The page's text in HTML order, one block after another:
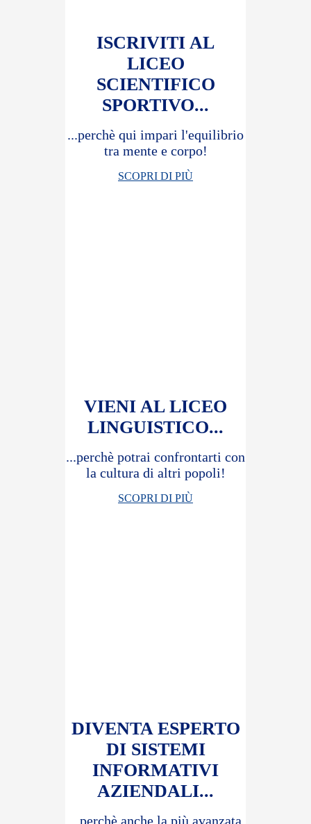
ISCRIVITI AL
LICEO
SCIENTIFICO
SPORTIVO...
...perchè qui impari l'equilibrio
tra mente e corpo!
SCOPRI DI PIÙ
VIENI AL LICEO
LINGUISTICO...
...perchè potrai confrontarti con
la cultura di altri popoli!
SCOPRI DI PIÙ
DIVENTA ESPERTO
DI SISTEMI
INFORMATIVI
AZIENDALI...
...perchè anche la più avanzata